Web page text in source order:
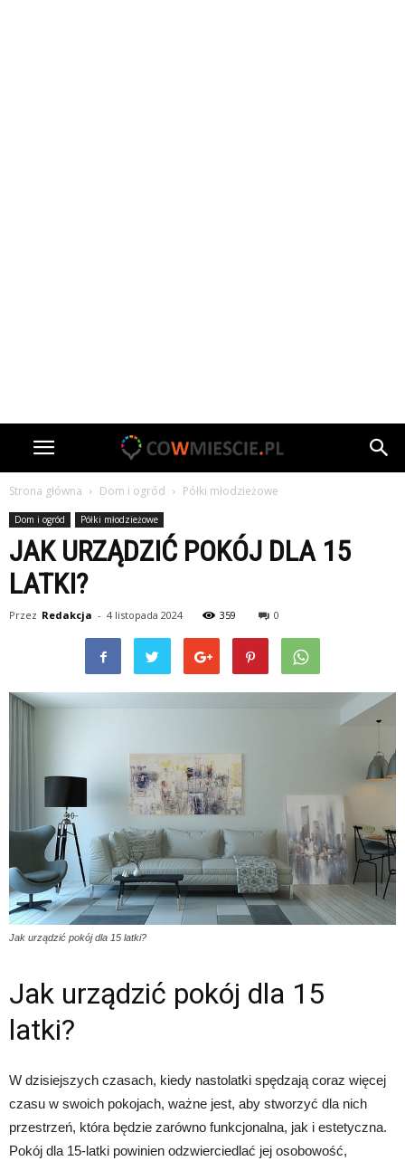
Strona główna Dom i ogród Półki młodzieżowe
Dom i ogród Półki młodzieżowe
JAK URZĄDZIĆ POKÓJ DLA 15
LATKI?
Przez Redakcja - 4 listopada 2024 359 0
Jak urządzić pokój dla 15 latki?
Jak urządzić pokój dla 15
latki?
W dzisiejszych czasach, kiedy nastolatki spędzają coraz więcej
czasu w swoich pokojach, ważne jest, aby stworzyć dla nich
przestrzeń, która będzie zarówno funkcjonalna, jak i estetyczna.
Pokój dla 15-latki powinien odzwierciedlać jej osobowość,